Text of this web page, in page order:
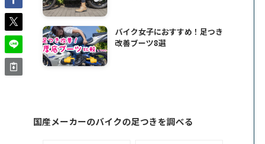
バイク女子におすすめ！足つき
改善ブーツ8選
国産メーカーのバイクの足つきを調べる